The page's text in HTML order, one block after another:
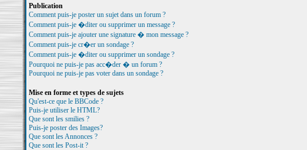
Publication
Comment puis-je poster un sujet dans un forum ?
Comment puis-je �diter ou supprimer un message ?
Comment puis-je ajouter une signature � mon message ?
Comment puis-je cr�er un sondage ?
Comment puis-je �diter ou supprimer un sondage ?
Pourquoi ne puis-je pas acc�der � un forum ?
Pourquoi ne puis-je pas voter dans un sondage ?
Mise en forme et types de sujets
Qu'est-ce que le BBCode ?
Puis-je utiliser le HTML?
Que sont les smilies ?
Puis-je poster des Images?
Que sont les Annonces ?
Que sont les Post-it ?